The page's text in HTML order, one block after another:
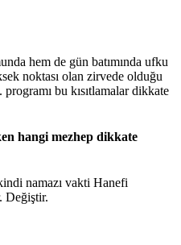
hem de gün batımında ufku
noktası olan zirvede olduğu
bu kısıtlamalar dikkate
hangi mezhep dikkate
namazı vakti Hanefi
Değiştir.